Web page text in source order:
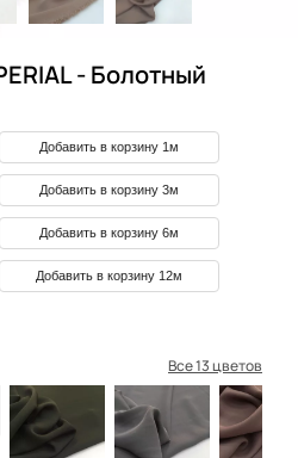
- Болотный
Добавить в корзину 1м
Добавить в корзину 3м
Добавить в корзину 6м
Добавить в корзину 12м
Все 13 цветов